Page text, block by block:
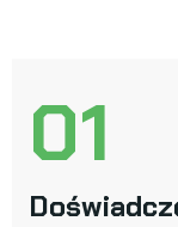
01